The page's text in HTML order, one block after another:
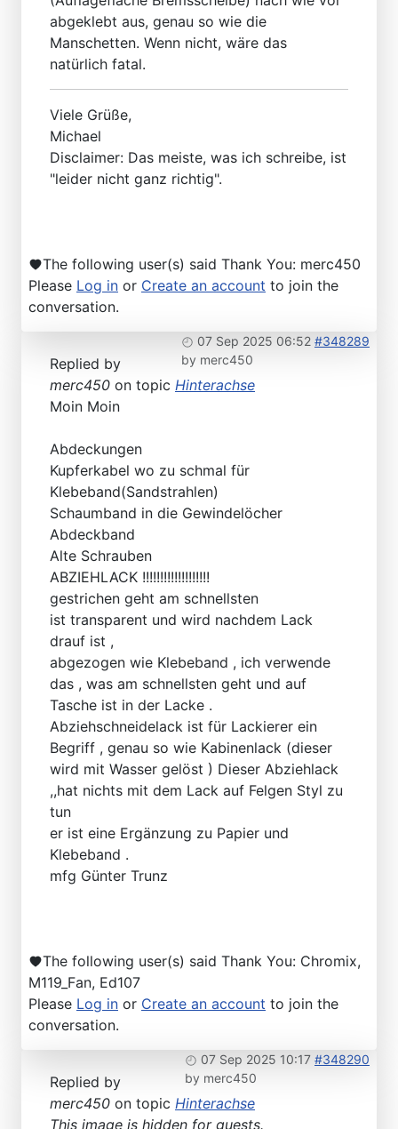
abgeklebt aus, genau so wie die
Manschetten. Wenn nicht, wäre das
natürlich fatal.
Viele Grüße,
Michael
Disclaimer: Das meiste, was ich schreibe, ist
"leider nicht ganz richtig".
The following user(s) said Thank You: merc450
Please Log in or Create an account to join the
conversation.
07 Sep 2025 06:52 #348289
by merc450
Replied by
merc450 on topic Hinterachse
Moin Moin
Abdeckungen
Kupferkabel wo zu schmal für
Klebeband(Sandstrahlen)
Schaumband in die Gewindelöcher
Abdeckband
Alte Schrauben
ABZIEHLACK !!!!!!!!!!!!!!!!!!!
gestrichen geht am schnellsten
ist transparent und wird nachdem Lack
drauf ist ,
abgezogen wie Klebeband , ich verwende
das , was am schnellsten geht und auf
Tasche ist in der Lacke .
Abziehschneidelack ist für Lackierer ein
Begriff , genau so wie Kabinenlack (dieser
wird mit Wasser gelöst ) Dieser Abziehlack
,,hat nichts mit dem Lack auf Felgen Styl zu
tun
er ist eine Ergänzung zu Papier und
Klebeband .
mfg Günter Trunz
The following user(s) said Thank You: Chromix,
M119_Fan, Ed107
Please Log in or Create an account to join the
conversation.
07 Sep 2025 10:17 #348290
by merc450
Replied by
merc450 on topic Hinterachse
This image is hidden for guests.